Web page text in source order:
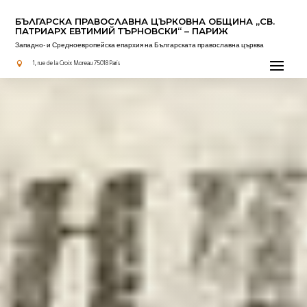
БЪЛГАРСКА ПРАВОСЛАВНА ЦЪРКОВНА OБЩИНА „СВ.
ПАТРИАРХ ЕВТИМИЙ ТЪРНОВСКИ“ – ПАРИЖ
Западно- и Средноевропейска епархия на Българската православна църква
 1, rue de la Croix Moreau 75018 Paris
архимандрит Емилиян Боцановски